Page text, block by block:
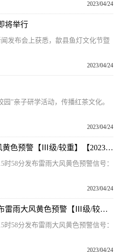
2023/04/24
将举行
发布会上获悉，歙县鱼灯文化节暨
2023/04/24
”亲子研学活动，传播红茶文化。
2023/04/24
昌江县气象台发布雷雨大风黄色预警【Ⅲ级/较重】【2023-04-24】
时58分发布雷雨大风黄色预警信号：
2023/04/24
重点聚焦!白沙县气象台发布雷雨大风黄色预警【Ⅲ级/较重】【2023-04-24】
时58分发布雷雨大风黄色预警信号：
2023/04/24